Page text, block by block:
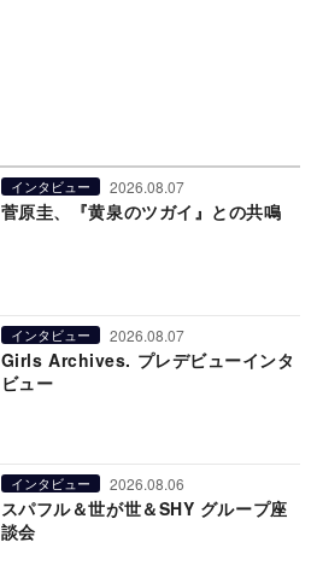
インタビュー 2026.08.07
菅原圭、『黄泉のツガイ』との共鳴
インタビュー 2026.08.07
Girls Archives. プレデビューインタ
ビュー
インタビュー 2026.08.06
スパフル＆世が世＆SHY グループ座
談会